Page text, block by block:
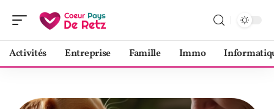
Activités Entreprise Famille Immo